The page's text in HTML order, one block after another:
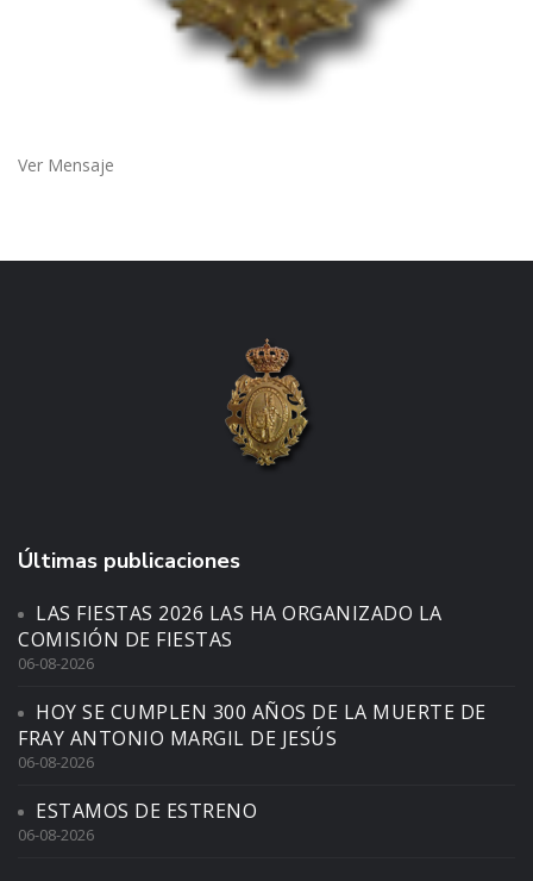
Ver Mensaje
Últimas publicaciones
LAS FIESTAS 2026 LAS HA ORGANIZADO LA
COMISIÓN DE FIESTAS
06-08-2026
HOY SE CUMPLEN 300 AÑOS DE LA MUERTE DE
FRAY ANTONIO MARGIL DE JESÚS
06-08-2026
ESTAMOS DE ESTRENO
06-08-2026